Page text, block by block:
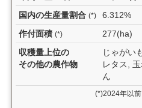
国内の生産量割合 (*)
6.312%
作付面積 (*)
277(ha)
収穫量上位の
その他の農作物
じゃがい
レタス,
ん
(*)2024年以